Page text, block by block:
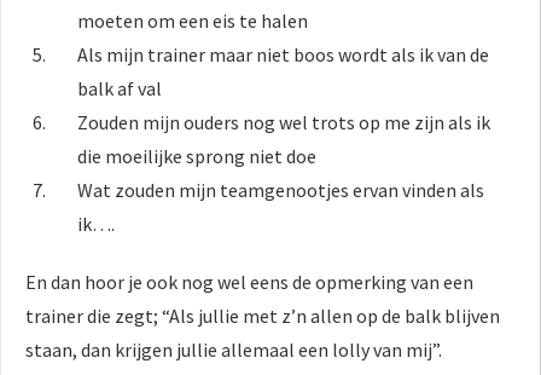
moeten om een eis te halen
Als mijn trainer maar niet boos wordt als ik van de
balk af val
Zouden mijn ouders nog wel trots op me zijn als ik
die moeilijke sprong niet doe
Wat zouden mijn teamgenootjes ervan vinden als
ik….
En dan hoor je ook nog wel eens de opmerking van een
trainer die zegt; “Als jullie met z’n allen op de balk blijven
staan, dan krijgen jullie allemaal een lolly van mij”.